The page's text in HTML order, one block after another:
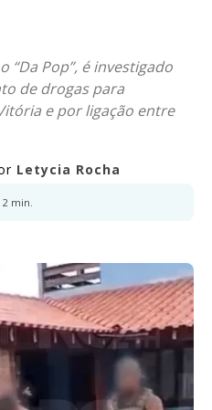
“Da Pop”, é investigado
de drogas para
e por ligação entre
Letycia Rocha
2 min.